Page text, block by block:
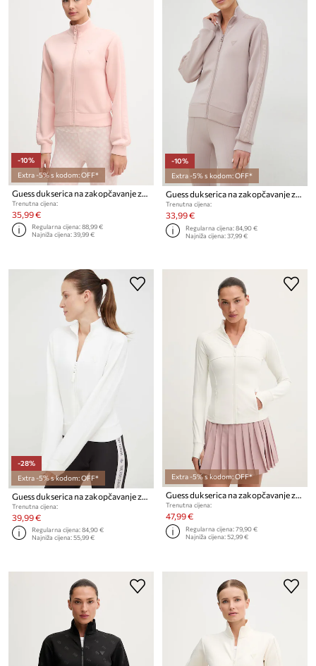
-10%
Extra -5% s kodom: OFF*
Trenutna cijena:
35,99 €
Regularna cijena:88,99 €
Najniža cijena:39,99 €
-10%
Extra -5% s kodom: OFF*
Guess dukserica na zakopčavanje za žene s viskozom NEW ALLIE
Trenutna cijena:
33,99 €
Regularna cijena:84,90 €
Najniža cijena:37,99 €
-28%
Extra -5% s kodom: OFF*
Guess dukserica na zakopčavanje za žene s viskozom NEW ALLIE
Trenutna cijena:
39,99 €
Regularna cijena:84,90 €
Najniža cijena:55,99 €
Extra -5% s kodom: OFF*
Guess dukserica na zakopčavanje za žene MARGOT
Trenutna cijena:
47,99 €
Regularna cijena:79,90 €
Najniža cijena:52,99 €